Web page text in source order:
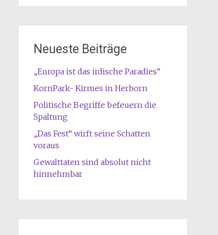
Neueste Beiträge
„Europa ist das irdische Paradies“
KornPark- Kirmes in Herborn
Politische Begriffe befeuern die
Spaltung
„Das Fest“ wirft seine Schatten
voraus
Gewalttaten sind absolut nicht
hinnehmbar